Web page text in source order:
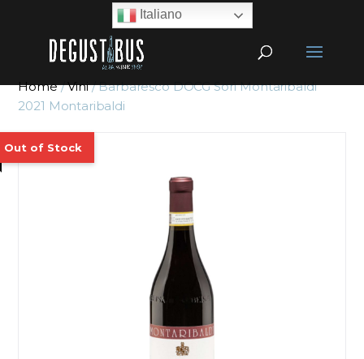
Home/Vini/ Barbaresco DOCG Sorì Montaribaldi
2021 Montaribaldi
Italiano